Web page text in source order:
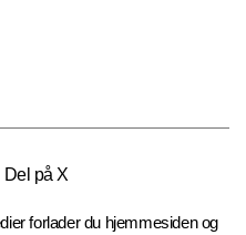
Del på X
forlader du hjemmesiden og